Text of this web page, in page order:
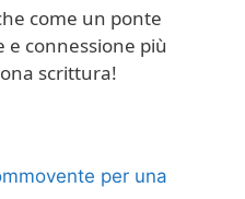
come un ponte
connessione più
scrittura!
per una